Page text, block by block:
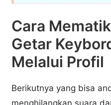
Cara
Getar
Melalui Profil
Berikutnya yang bisa
menghilangkan suara